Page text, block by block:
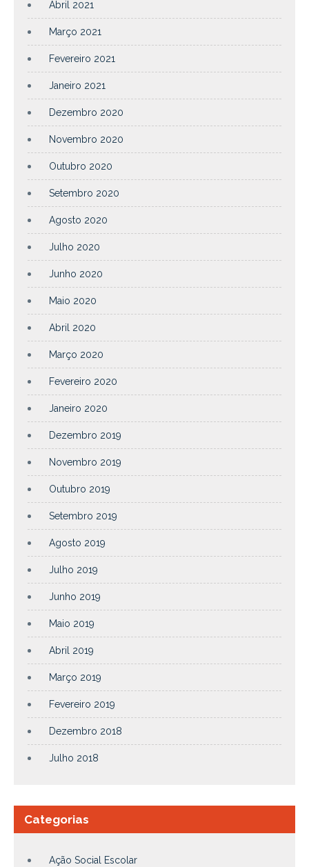
Abril 2021
Março 2021
Fevereiro 2021
Janeiro 2021
Dezembro 2020
Novembro 2020
Outubro 2020
Setembro 2020
Agosto 2020
Julho 2020
Junho 2020
Maio 2020
Abril 2020
Março 2020
Fevereiro 2020
Janeiro 2020
Dezembro 2019
Novembro 2019
Outubro 2019
Setembro 2019
Agosto 2019
Julho 2019
Junho 2019
Maio 2019
Abril 2019
Março 2019
Fevereiro 2019
Dezembro 2018
Julho 2018
Categorias
Ação Social Escolar